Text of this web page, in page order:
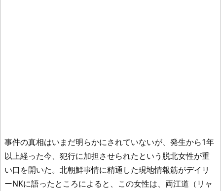
事件の真相はいまだ明らかにされていないが、発生から1年
以上経った今、犯行に加担させられたという脱北女性が重
い口を開いた。北朝鮮事情に精通した現地情報筋がデイリ
ーNKに語ったところによると、この女性は、両江道（リャ